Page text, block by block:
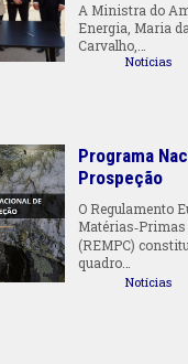
A Ministra do
Energia, Maria
Carvalho,…
Notícias
Programa
Prospeção
O Regulamento
(REMPC)
quadro…
Notícias